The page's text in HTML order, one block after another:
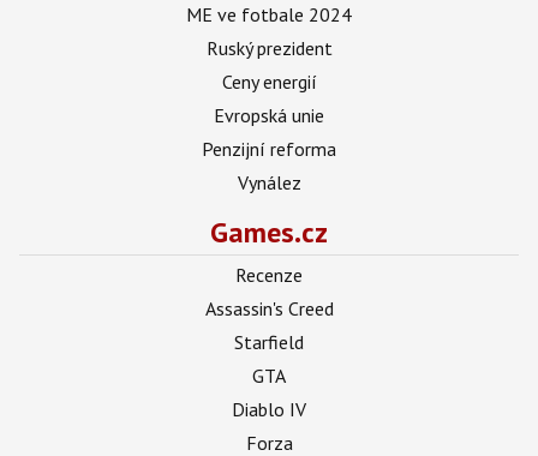
ME ve fotbale 2024
Ruský prezident
Ceny energií
Evropská unie
Penzijní reforma
Vynález
Games.cz
Recenze
Assassin's Creed
Starfield
GTA
Diablo IV
Forza